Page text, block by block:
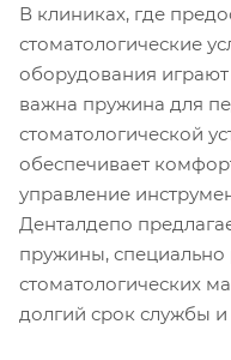
В клиниках, где
стоматологические
оборудования
важна пружина для
стоматологической
обеспечивает
управление
Денталдепо
пружины, специально
стоматологических
долгий срок службы и